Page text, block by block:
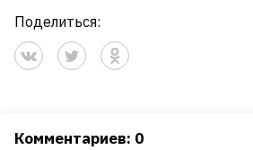
Поделиться:
Комментариев: 0